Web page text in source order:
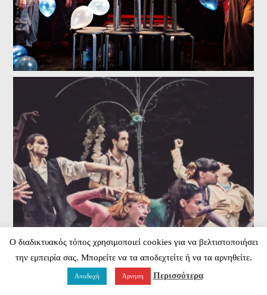
Ο διαδικτυακός τόπος χρησιμοποιεί cookies για να βελτιστοποιήσει
την εμπειρία σας. Μπορείτε να τα αποδεχτείτε ή να τα αρνηθείτε.
Αποδοχή Άρνηση Περισσότερα